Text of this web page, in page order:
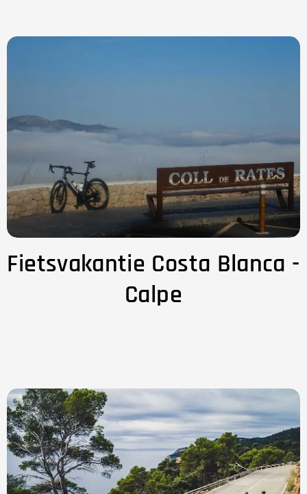
Fietsvakantie Costa Blanca -
Calpe